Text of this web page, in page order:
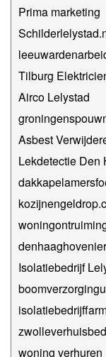
Prima marketing
Tilburg
Airco Lelystad
Asbest
Lekdetectie Den
Isolatiebedrijf
woning verhuren